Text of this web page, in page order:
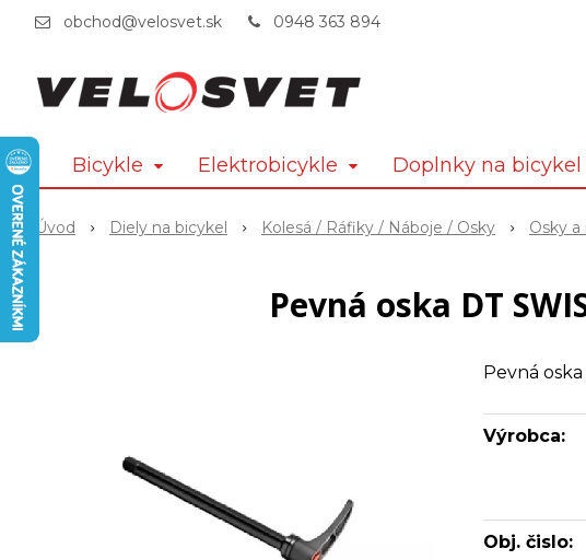
obchod@velosvet.sk 0948 363 894
Bicykle Elektrobicykle Doplnky na bicykel
Úvod Diely na bicykel Kolesá / Ráfiky / Náboje / Osky Osky a
Pevná oska DT
Pevná
Výrobca:
Obj. čislo: